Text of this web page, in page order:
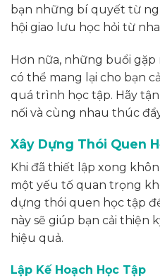
bạn những bí quyết từ
hội giao lưu học hỏi từ
Hơn nữa, những buổi gặp
có thể mang lại cho bạn
quá trình học tập. Hãy
nối và cùng nhau thúc
Xây Dựng Thói Quen
Khi đã thiết lập xong
một yếu tố quan trọng
dựng thói quen học tập
này sẽ giúp bạn cải thiện
hiệu quả.
Lập Kế Hoạch Học Tập